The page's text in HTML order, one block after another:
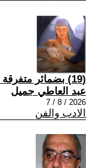
(19) بضمائر متفرقة ...
عبد العاطي جميل
2026 / 8 / 7
الادب والفن